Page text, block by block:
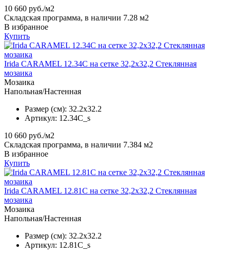
10 660 руб./м2
Складская программа, в наличии 7.28 м2
В избранное
Купить
Irida CARAMEL 12.34C на сетке 32,2x32,2 Стеклянная
мозаика
Мозаика
Напольная/Настенная
Размер (см): 32.2x32.2
Артикул: 12.34C_s
10 660 руб./м2
Складская программа, в наличии 7.384 м2
В избранное
Купить
Irida CARAMEL 12.81C на сетке 32,2x32,2 Стеклянная
мозаика
Мозаика
Напольная/Настенная
Размер (см): 32.2x32.2
Артикул: 12.81C_s